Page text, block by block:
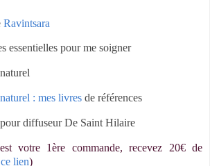
Ravintsara
essentielles pour me soigner
: mes livres de références
diffuseur De Saint Hilaire
votre 1ère commande, recevez 20€ de
lien)